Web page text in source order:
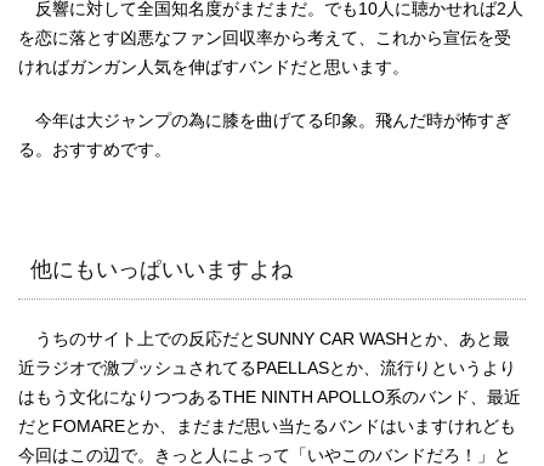
反響に対して全国知名度がまだまだ。でも10人に聴かせれば2人
を恋に落とす凶悪なファン回収率から考えて、これから宣伝を受
ければガンガン人気を伸ばすバンドだと思います。
今年は大ジャンプの為に膝を曲げてる印象。飛んだ時が怖すぎ
る。おすすめです。
他にもいっぱいいますよね
うちのサイト上での反応だとSUNNY CAR WASHとか、あと最
近ラジオで激プッシュされてるPAELLASとか、流行りというより
はもう文化になりつつあるTHE NINTH APOLLO系のバンド、最近
だとFOMAREとか、まだまだ思い当たるバンドはいますけれども
今回はこの辺で。きっと人によって「いやこのバンドだろ！」と